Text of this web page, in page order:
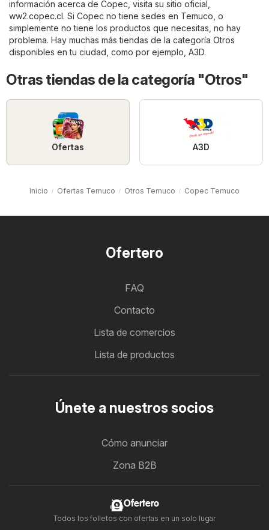
información acerca de Copec, visita su sitio oficial,
ww2.copec.cl. Si Copec no tiene sedes en Temuco, o
simplemente no tiene los productos que necesitas, no hay
problema. Hay muchas más tiendas de la categoría Otros
disponibles en tu ciudad, como por ejemplo, A3D.
Otras tiendas de la categoría "Otros"
Ofertas A3D
Inicio Ofertas Temuco Otros Temuco Copec Temuco
Ofertero
FAQ
Contacto
Lista de comercios
Lista de productos
Únete a nuestros socios
Cómo anunciar
Zona B2B
Ofertero
Todos los folletos con ofertas en un solo lugar